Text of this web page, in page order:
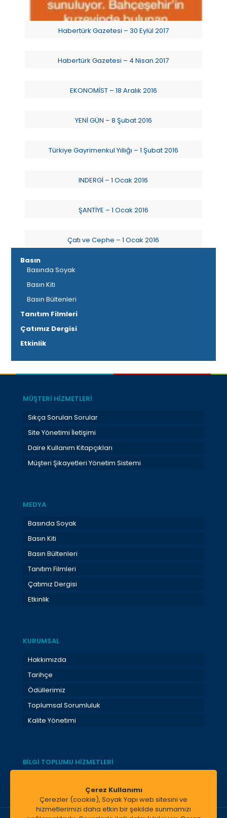
Habertürk Gazetesi – 30 Eylül 2017
Habertürk Gazetesi – 4 Nisan 2017
EKONOMİST – 18 Aralık 2016
YENİ GÜN – 8 Şubat 2016
Türkiye Gayrimenkul Yıllığı – 1 Şubat 2016
INDERGİ – 1 Ocak 2016
ŞANTİYE – 1 Ocak 2016
Çatı ve Cephe – 1 Ocak 2016
Basın
Basında Soyak
Basın Kiti
Basın Bültenleri
Tanıtım Filmleri
Çatımız Dergisi
Etkinlik
MÜŞTERİ HİZMETLERİ
Sıkça Sorulan Sorular
Site Yönetimi İletişimi
Daire Kullanım Kitapçıkları
Müşteri Şikayetleri Yönetim Sistemi
MEDYA
Basında Soyak
Basın Kiti
Basın Bültenleri
Tanıtım Filmleri
Çatımız Dergisi
Etkinlik
KURUMSAL
Hakkımızda
Tarihçe
Ödüllerimiz
Toplumsal Sorumluluk
Kalite Yönetimi
BİLGİ TOPLUMU HİZMETLERİ
Çerez Kullanımı
Çerezler (cookie), Soyak Yapı web sitesini ve
hizmetlerimizi daha etkin bir şekilde sunmamızı